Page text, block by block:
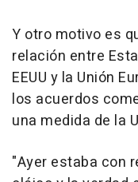
Y otro motivo es
relación entre
EEUU y la Unión
los acuerdos
una medida de la
"Ayer estaba con